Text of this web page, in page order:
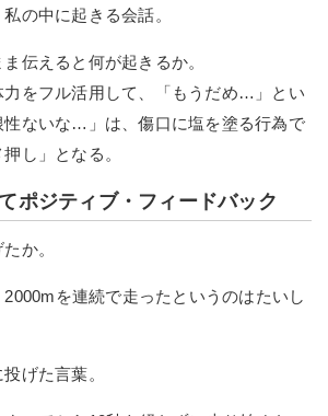
の中に起きる会話。
伝えると何が起きるか。
力をフル活用して、「もうだめ…」とい
性ないな…」は、傷口に塩を塗る行為で
し」となる。
ポジティブ・フィードバック
か。
2000mを連続で走ったというのはたいし
げた言葉。